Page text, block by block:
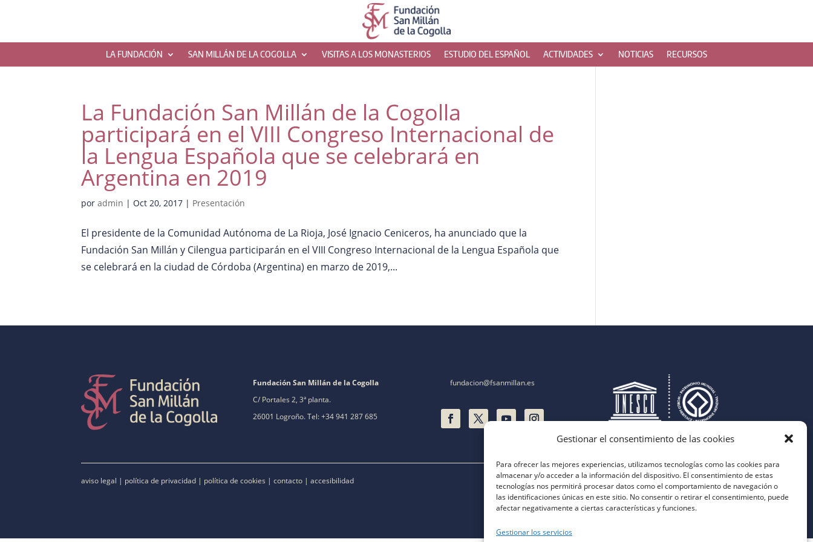
Gestionar el consentimiento de las cookies
Para ofrecer las mejores experiencias, utilizamos tecnologías como las cookies para
almacenar y/o acceder a la información del dispositivo. El consentimiento de estas
tecnologías nos permitirá procesar datos como el comportamiento de navegación o
las identificaciones únicas en este sitio. No consentir o retirar el consentimiento, puede
afectar negativamente a ciertas características y funciones.
Gestionar los servicios
LA FUNDACIÓN SAN MILLÁN DE LA COGOLLA VISITAS A LOS MONASTERIOS ESTUDIO DEL ESPAÑOL ACTIVIDADES NOTICIAS RECURSOS
La Fundación San Millán de la Cogolla
participará en el VIII Congreso Internacional de
la Lengua Española que se celebrará en
Argentina en 2019
poradmin |Oct 20, 2017 | Presentación
El presidente de la Comunidad Autónoma de La Rioja, José Ignacio Ceniceros, ha anunciado que la
Fundación San Millán y Cilengua participarán en el VIII Congreso Internacional de la Lengua Española que
se celebrará en la ciudad de Córdoba (Argentina) en marzo de 2019,...
Fundación San Millán de la Cogolla
C/ Portales 2, 3ª planta.
26001 Logroño. Tel: +34 941 287 685
fundacion@fsanmillan.es
aviso legal | política de privacidad | política de cookies |contacto |accesibilidad